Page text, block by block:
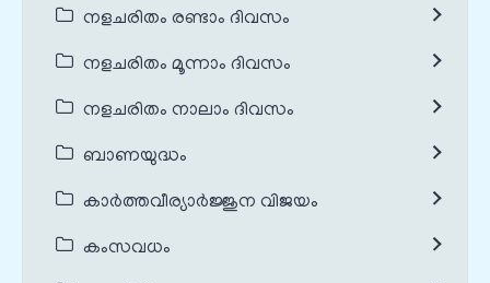
നളചരിതം രണ്ടാം ദിവസം
നളചരിതം മൂന്നാം ദിവസം
നളചരിതം നാലാം ദിവസം
ബാണയുദ്ധം
കാർത്തവീര്യാർജ്ജുന വിജയം
കംസവധം